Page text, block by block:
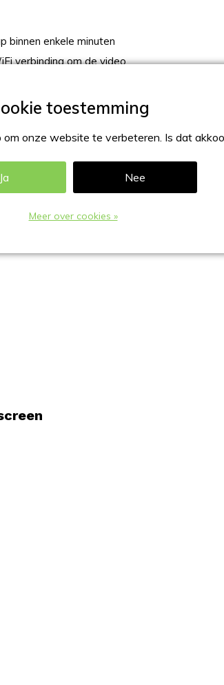
binnen enkele minuten
verbinding om de video
om onze website te verbeteren. Is dat
Ja Nee
Meer over cookies »